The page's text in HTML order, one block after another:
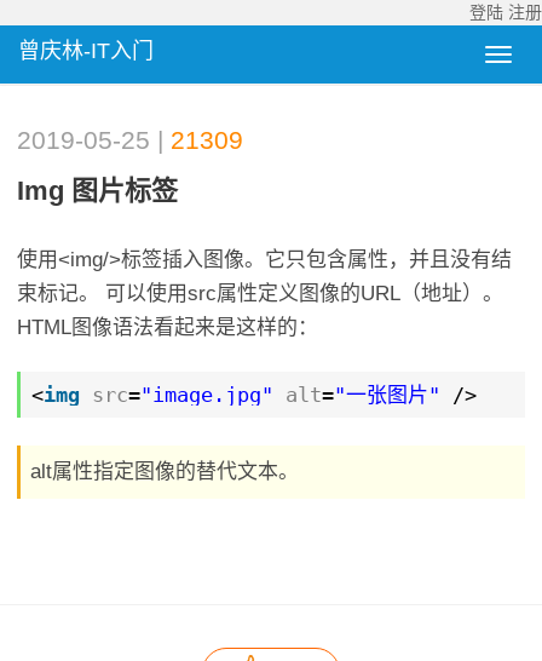
登陆 注册
曾庆林-IT入门
2019-05-25 | 21309
Img 图片标签
使用<img/>标签插入图像。它只包含属性，并且没有结
束标记。 可以使用src属性定义图像的URL（地址）。
HTML图像语法看起来是这样的：
<img src="image.jpg" alt="一张图片" />
alt属性指定图像的替代文本。